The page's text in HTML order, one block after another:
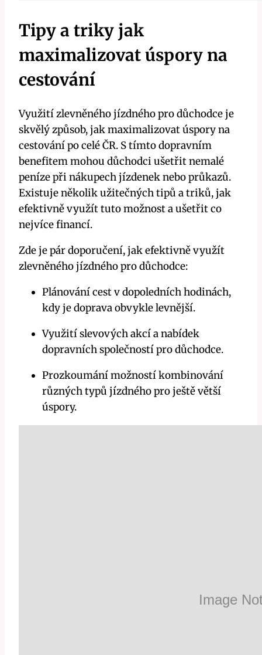
Tipy a triky jak
maximalizovat úspory na
cestování
Využití zlevněného jízdného pro důchodce je
skvělý způsob, jak maximalizovat úspory na
cestování po celé ČR. S tímto dopravním
benefitem mohou důchodci ušetřit nemalé
peníze při nákupech jízdenek nebo průkazů.
Existuje několik užitečných tipů a triků, jak
efektivně využít tuto možnost a ušetřit co
nejvíce financí.
Zde je pár doporučení, jak efektivně využít
zlevněného jízdného pro důchodce:
Plánování cest v dopoledních hodinách,
kdy je doprava obvykle levnější.
Využití slevových akcí a nabídek
dopravních společností pro důchodce.
Prozkoumání možností kombinování
různých typů jízdného pro ještě větší
úspory.